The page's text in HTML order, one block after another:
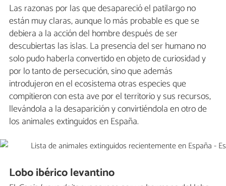
Las razonas por las que desapareció el patilargo no
están muy claras, aunque lo más probable es que se
debiera a la acción del hombre después de ser
descubiertas las islas. La presencia del ser humano no
solo pudo haberla convertido en objeto de curiosidad y
por lo tanto de persecución, sino que además
introdujeron en el ecosistema otras especies que
compitieron con esta ave por el territorio y sus recursos,
llevándola a la desaparición y convirtiéndola en otro de
los animales extinguidos en España.
Lobo ibérico levantino